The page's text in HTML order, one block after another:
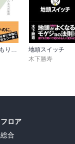
わかったつもり～読解力がつかない本当の原因～
地頭スイッチ
木下勝寿
フロア
総合